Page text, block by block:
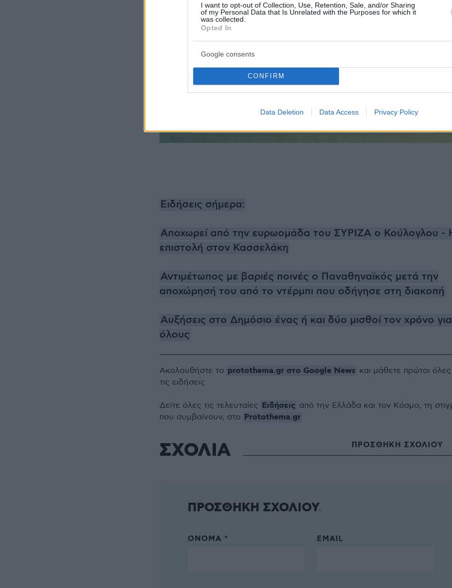
I want to opt-out of Collection, Use, Retention, Sale, and/or Sharing
of my Personal Data that Is Unrelated with the Purposes for which it
was collected.
Opted In
Google consents
CONFIRM
Data Deletion Data Access Privacy Policy
Ειδήσεις σήμερα:
Αποχωρεί από την ευρωομάδα του ΣΥΡΙΖΑ ο Κούλογλου -
επιστολή στον Κασσελάκη
Αντιμέτωπος με βαριές ποινές ο Παναθηναϊκός μετά την
αποχώρησή του από το ντέρμπι που οδήγησε στη διακοπή
Αυξήσεις στο Δημόσιο ένας ή και δύο μισθοί τον χρόνο για
όλους
Ακολουθήστε το protothema.gr στο Google News και μάθετε πρώτοι όλες
τις ειδήσεις
Δείτε όλες τις τελευταίες Ειδήσεις από την Ελλάδα και τον Κόσμο, τη
που συμβαίνουν, στο Protothema.gr
ΣΧΟΛΙΑ ΠΡΟΣΘΗΚΗ ΣΧΟΛΙΟΥ
ΠΡΟΣΘΗΚΗ ΣΧΟΛΙΟΥ
ΌΝΟΜΑ * EMAIL